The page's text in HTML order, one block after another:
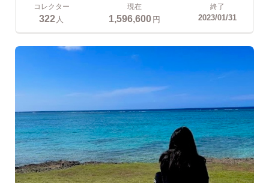
コレクター
322人
現在
1,596,600円
終了
2023/01/31